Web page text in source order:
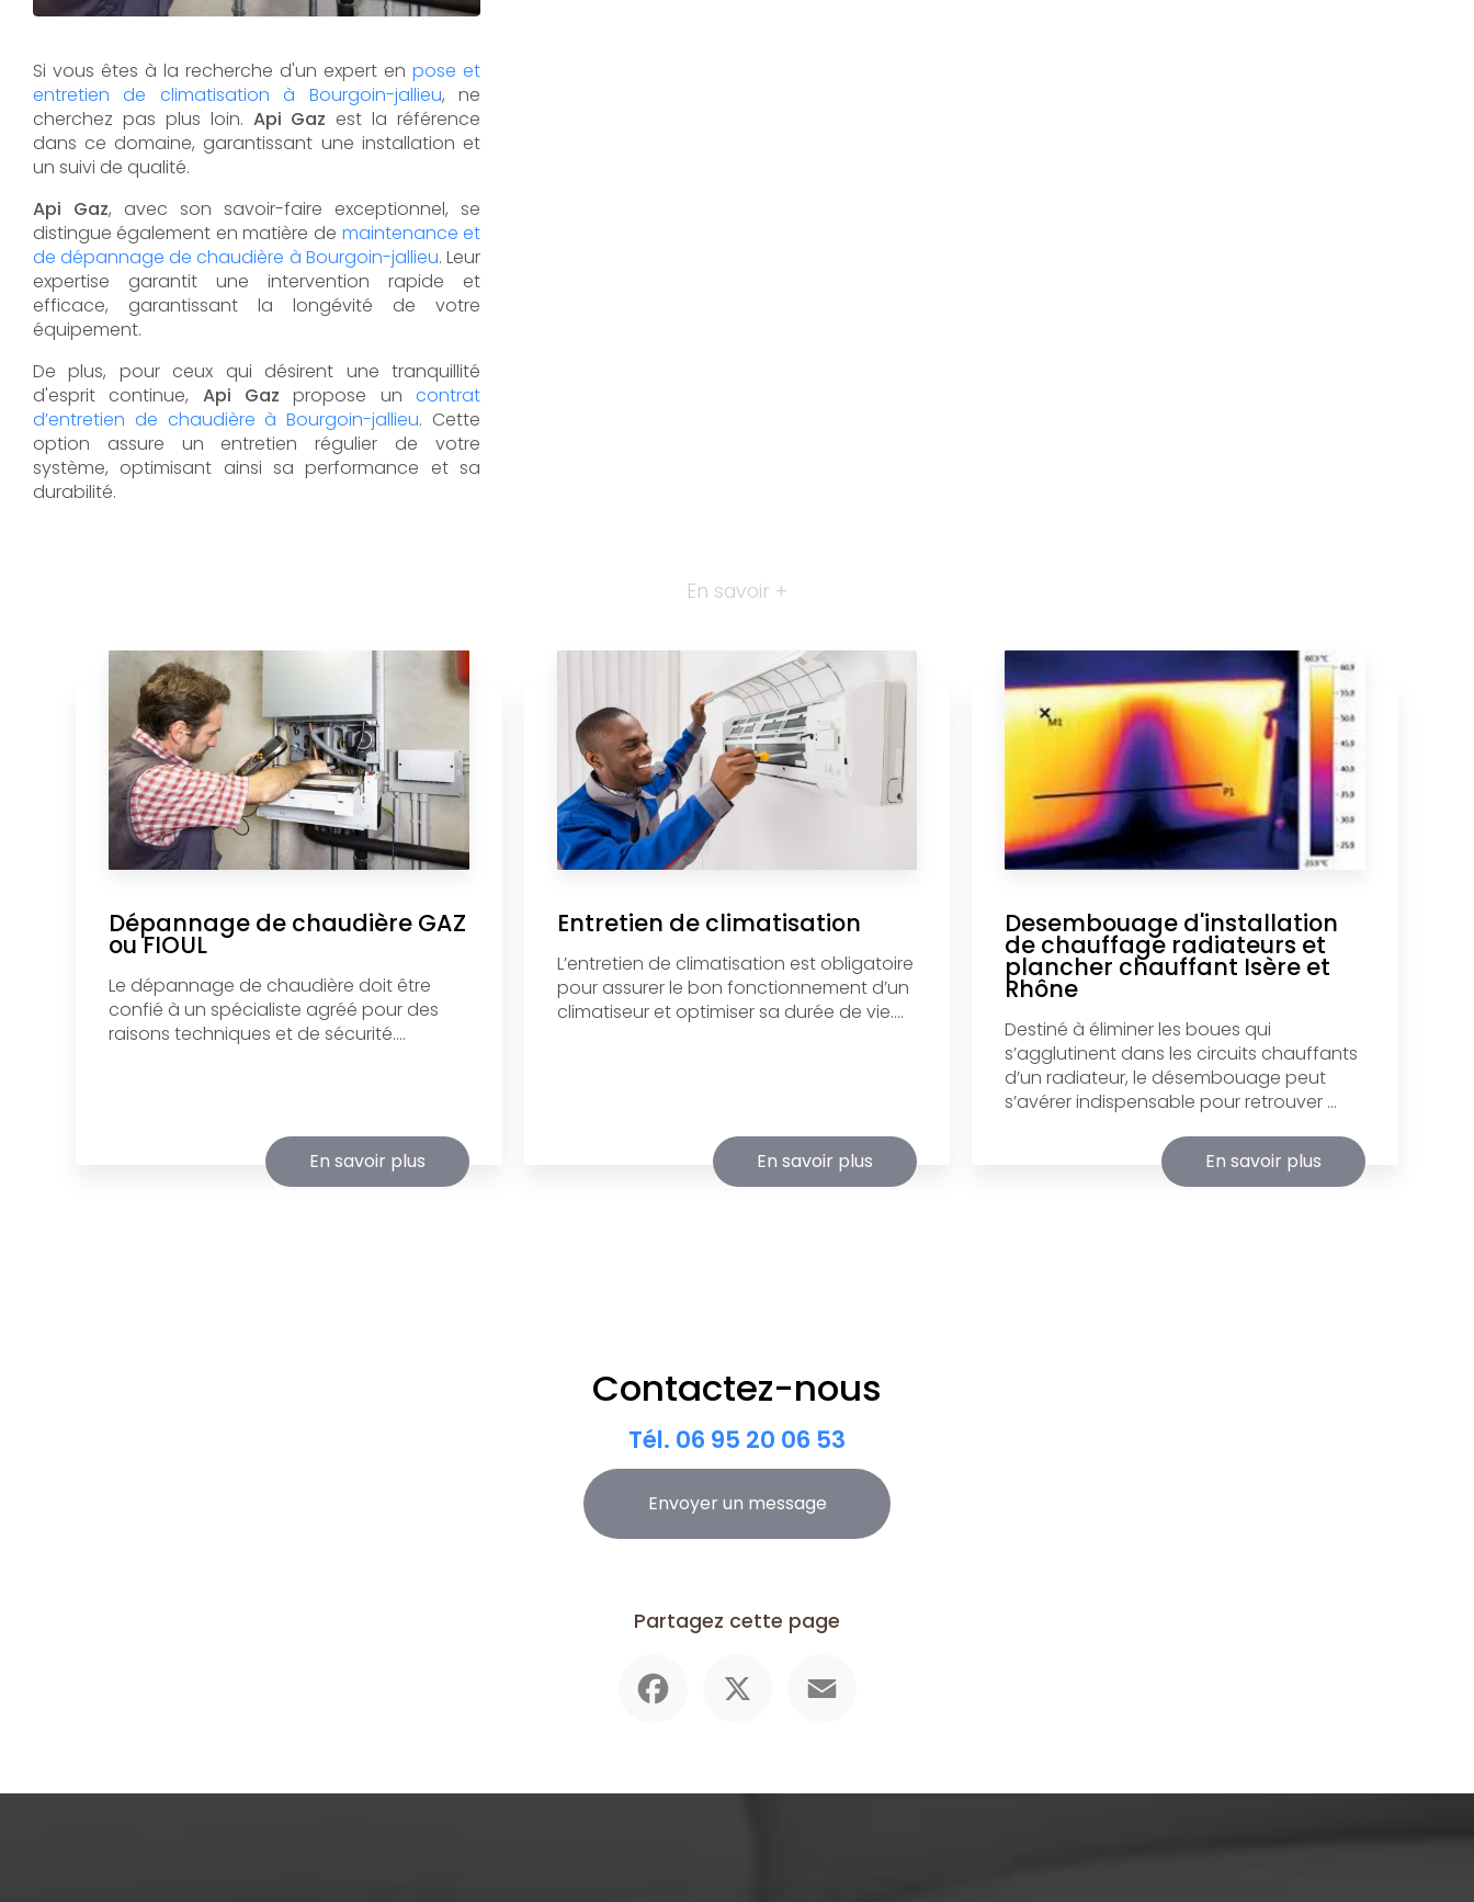
Si vous êtes à la recherche d'un expert en pose et
entretien de climatisation à Bourgoin-jallieu, ne
cherchez pas plus loin. Api Gaz est la référence
dans ce domaine, garantissant une installation et
un suivi de qualité.
Api Gaz, avec son savoir-faire exceptionnel, se
distingue également en matière de maintenance et
de dépannage de chaudière à Bourgoin-jallieu. Leur
expertise garantit une intervention rapide et
efficace, garantissant la longévité de votre
équipement.
De plus, pour ceux qui désirent une tranquillité
d'esprit continue, Api Gaz propose uncontrat
d’entretien de chaudière à Bourgoin-jallieu. Cette
option assure un entretien régulier de votre
système, optimisant ainsi sa performance et sa
durabilité.
En savoir +
Dépannage de chaudière GAZ
ou FIOUL
Le dépannage de chaudière doit être
confié à un spécialiste agréé pour des
raisons techniques et de sécurité....
En savoir plus
Entretien de climatisation
L’entretien de climatisation est obligatoire
pour assurer le bon fonctionnement d’un
climatiseur et optimiser sa durée de vie....
En savoir plus
Desembouage d'installation
de chauffage radiateurs et
plancher chauffant Isère et
Rhône
Destiné à éliminer les boues qui
s’agglutinent dans les circuits chauffants
d’un radiateur, le désembouage peut
s’avérer indispensable pour retrouver ...
En savoir plus
Contactez-nous
Tél. 06 95 20 06 53
Envoyer un message
Partagez cette page